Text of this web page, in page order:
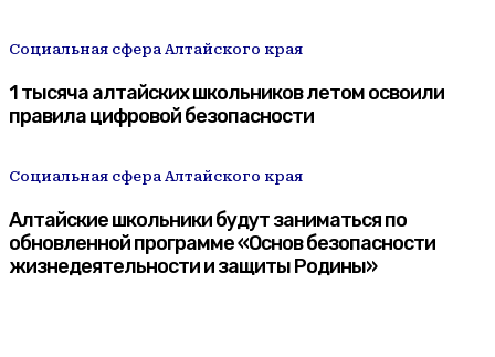
Социальная сфера Алтайского края
1 тысяча алтайских школьников летом освоили
правила цифровой безопасности
Социальная сфера Алтайского края
Алтайские школьники будут заниматься по
обновленной программе «Основ безопасности
жизнедеятельности и защиты Родины»